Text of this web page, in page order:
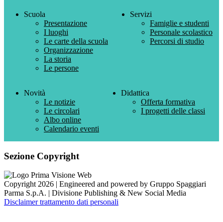
Scuola
Presentazione
I luoghi
Le carte della scuola
Organizzazione
La storia
Le persone
Servizi
Famiglie e studenti
Personale scolastico
Percorsi di studio
Novità
Le notizie
Le circolari
Albo online
Calendario eventi
Didattica
Offerta formativa
I progetti delle classi
Sezione Copyright
Copyright 2026 | Engineered and powered by Gruppo Spaggiari
Parma S.p.A. | Divisione Publishing & New Social Media
Disclaimer trattamento dati personali